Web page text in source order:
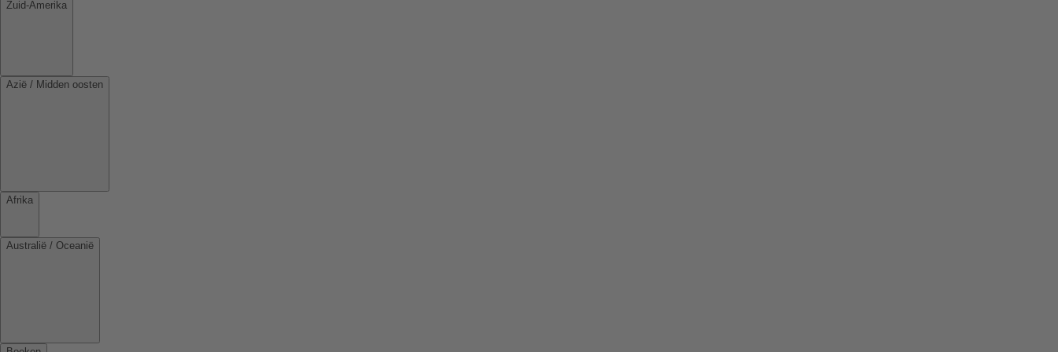
Zuid-Amerika
Azië / Midden oosten
Afrika
Australië / Oceanië